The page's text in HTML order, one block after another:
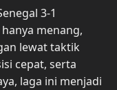
3-1
menang,
lewat taktik
cepat, serta
laga ini menjadi